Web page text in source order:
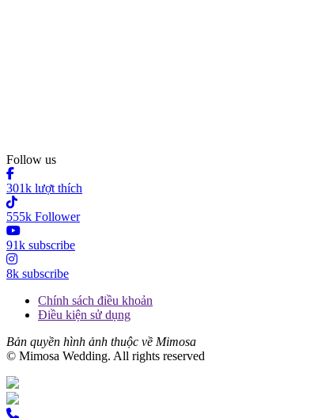
Follow us
301k lượt thích
555k Follower
91k subscribe
8k subscribe
Chính sách điều khoản
Điều kiện sử dụng
Bản quyền hình ảnh thuộc về Mimosa
© Mimosa Wedding. All rights reserved